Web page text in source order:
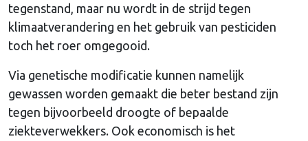
tegenstand, maar nu wordt in de strijd tegen
klimaatverandering en het gebruik van pesticiden
toch het roer omgegooid.
Via genetische modificatie kunnen namelijk
gewassen worden gemaakt die beter bestand zijn
tegen bijvoorbeeld droogte of bepaalde
ziekteverwekkers. Ook economisch is het